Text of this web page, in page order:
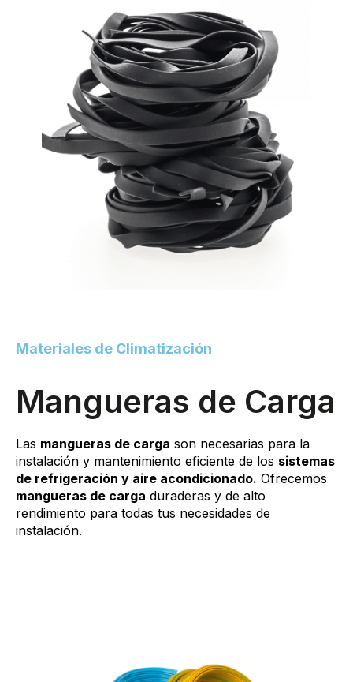
Materiales de Climatización
Mangueras de Carga
Las mangueras de carga son necesarias para la
instalación y mantenimiento eficiente de los sistemas
de refrigeración y aire acondicionado. Ofrecemos
mangueras de carga duraderas y de alto
rendimiento para todas tus necesidades de
instalación.